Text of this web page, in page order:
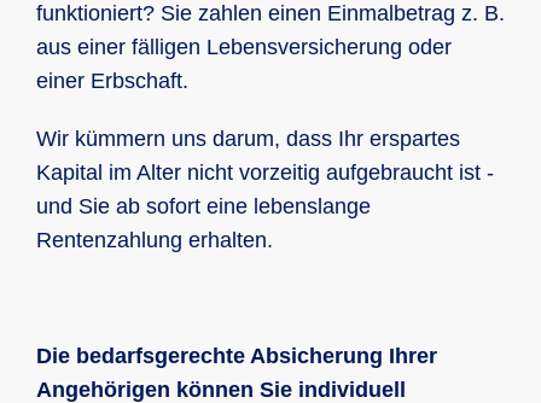
funktioniert? Sie zahlen einen Einmalbetrag z. B.
aus einer fälligen Lebensversicherung oder
einer Erbschaft.
Wir kümmern uns darum, dass Ihr erspartes
Kapital im Alter nicht vorzeitig aufgebraucht ist -
und Sie ab sofort eine lebenslange
Rentenzahlung erhalten.
Die bedarfsgerechte Absicherung Ihrer
Angehörigen können Sie individuell